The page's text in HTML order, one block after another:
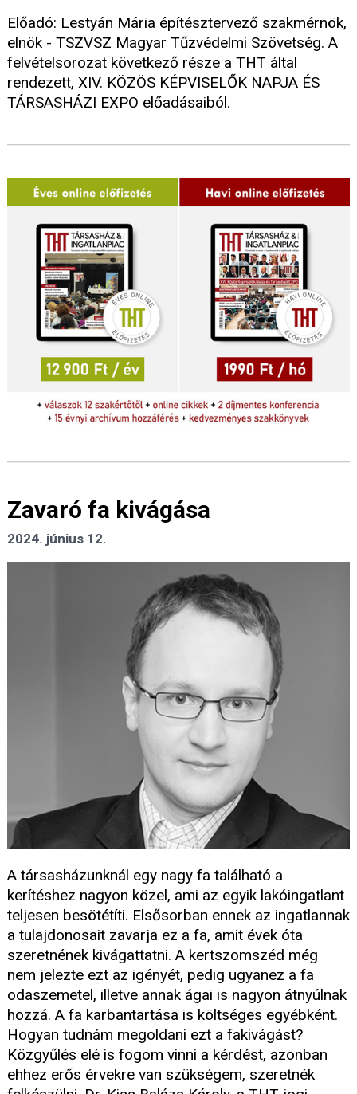
Előadó: Lestyán Mária építésztervező szakmérnök,
elnök - TSZVSZ Magyar Tűzvédelmi Szövetség. A
felvételsorozat következő része a THT által
rendezett, XIV. KÖZÖS KÉPVISELŐK NAPJA ÉS
TÁRSASHÁZI EXPO előadásaiból.
Zavaró fa kivágása
2024. június 12.
A társasházunknál egy nagy fa található a
kerítéshez nagyon közel, ami az egyik lakóingatlant
teljesen besötétíti. Elsősorban ennek az ingatlannak
a tulajdonosait zavarja ez a fa, amit évek óta
szeretnének kivágattatni. A kertszomszéd még
nem jelezte ezt az igényét, pedig ugyanez a fa
odaszemetel, illetve annak ágai is nagyon átnyúlnak
hozzá. A fa karbantartása is költséges egyébként.
Hogyan tudnám megoldani ezt a fakivágást?
Közgyűlés elé is fogom vinni a kérdést, azonban
ehhez erős érvekre van szükségem, szeretnék